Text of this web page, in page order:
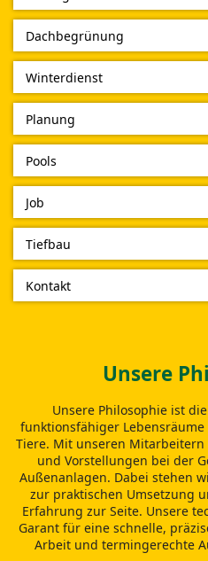
Dachbegrünung
Winterdienst
Planung
Pools
Job
Tiefbau
Kontakt
Unsere
Unsere Philosophie ist
funktionsfähiger
Tiere. Mit unseren
und Vorstellungen bei der
Außenanlagen. Dabei stehen
zur praktischen Umsetzung
Erfahrung zur Seite. Unsere
Garant für eine schnelle,
Arbeit und termingerechte